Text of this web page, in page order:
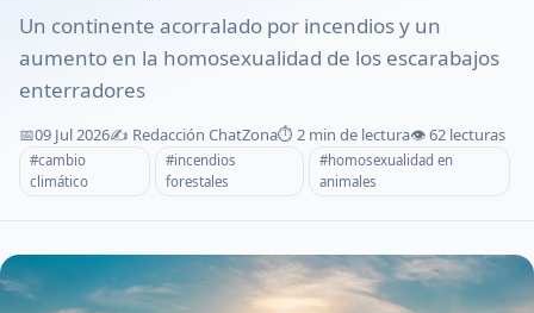
Un continente acorralado por incendios y un
aumento en la homosexualidad de los escarabajos
enterradores
📅09 Jul 2026✍️ Redacción ChatZona⏱️ 2 min de lectura👁️ 62 lecturas
#cambio
climático
#incendios
forestales
#homosexualidad en
animales